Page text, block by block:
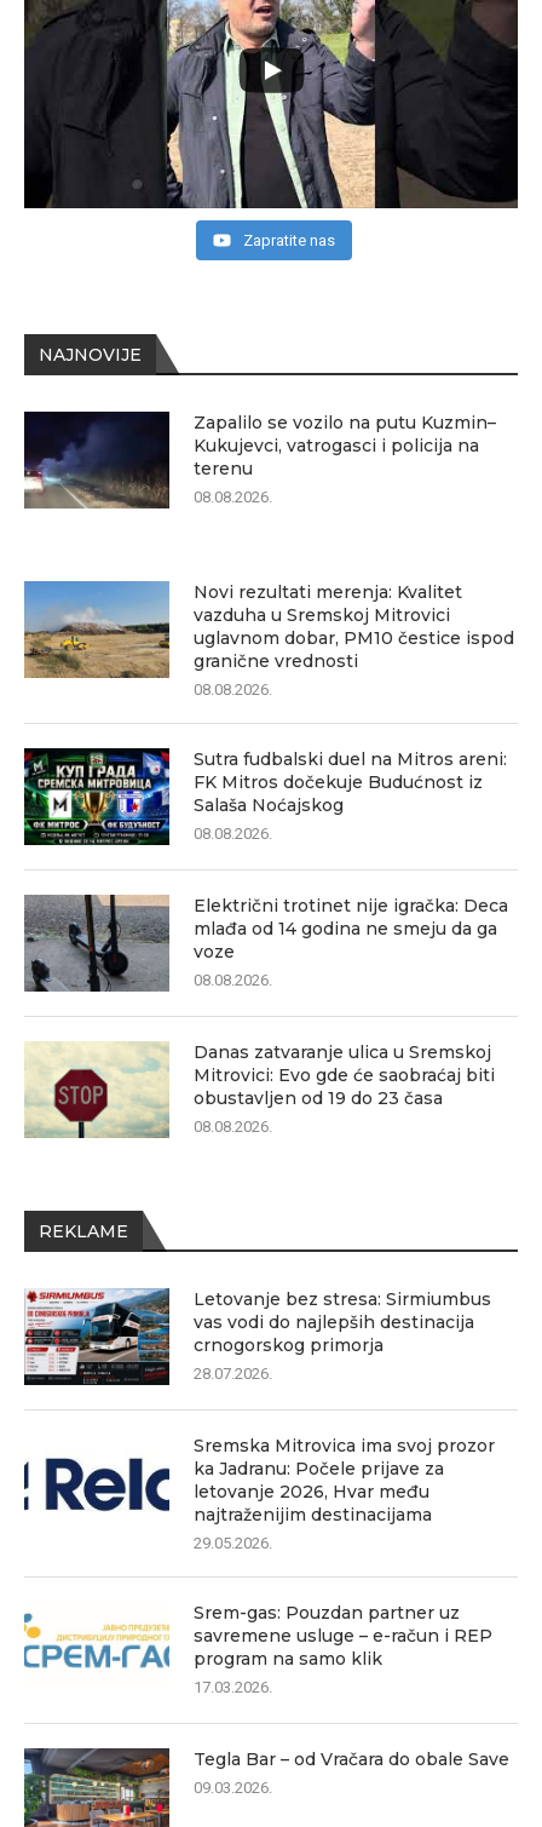
NAJNOVIJE
Zapalilo se vozilo na putu Kuzmin–
Kukujevci, vatrogasci i policija na
terenu
08.08.2026.
Novi rezultati merenja: Kvalitet
vazduha u Sremskoj Mitrovici
uglavnom dobar, PM10 čestice ispod
granične vrednosti
08.08.2026.
Sutra fudbalski duel na Mitros areni:
FK Mitros dočekuje Budućnost iz
Salaša Noćajskog
08.08.2026.
Električni trotinet nije igračka: Deca
mlađa od 14 godina ne smeju da ga
voze
08.08.2026.
Danas zatvaranje ulica u Sremskoj
Mitrovici: Evo gde će saobraćaj biti
obustavljen od 19 do 23 časa
08.08.2026.
REKLAME
Letovanje bez stresa: Sirmiumbus
vas vodi do najlepših destinacija
crnogorskog primorja
28.07.2026.
Sremska Mitrovica ima svoj prozor
ka Jadranu: Počele prijave za
letovanje 2026, Hvar među
najtraženijim destinacijama
29.05.2026.
Srem-gas: Pouzdan partner uz
savremene usluge – e-račun i REP
program na samo klik
17.03.2026.
Tegla Bar – od Vračara do obale Save
09.03.2026.
Zapratite nas